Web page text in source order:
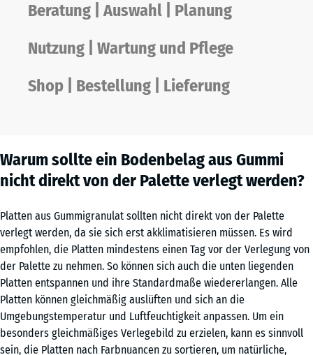
Beratung | Auswahl | Planung
Nutzung | Wartung und Pflege
Shop | Bestellung | Lieferung
Warum sollte ein Bodenbelag aus Gummi
nicht direkt von der Palette verlegt werden?
Platten aus Gummigranulat sollten nicht direkt von der Palette
verlegt werden, da sie sich erst akklimatisieren müssen. Es wird
empfohlen, die Platten mindestens einen Tag vor der Verlegung von
der Palette zu nehmen. So können sich auch die unten liegenden
Platten entspannen und ihre Standardmaße wiedererlangen. Alle
Platten können gleichmäßig auslüften und sich an die
Umgebungstemperatur und Luftfeuchtigkeit anpassen. Um ein
besonders gleichmäßiges Verlegebild zu erzielen, kann es sinnvoll
sein, die Platten nach Farbnuancen zu sortieren, um natürliche,